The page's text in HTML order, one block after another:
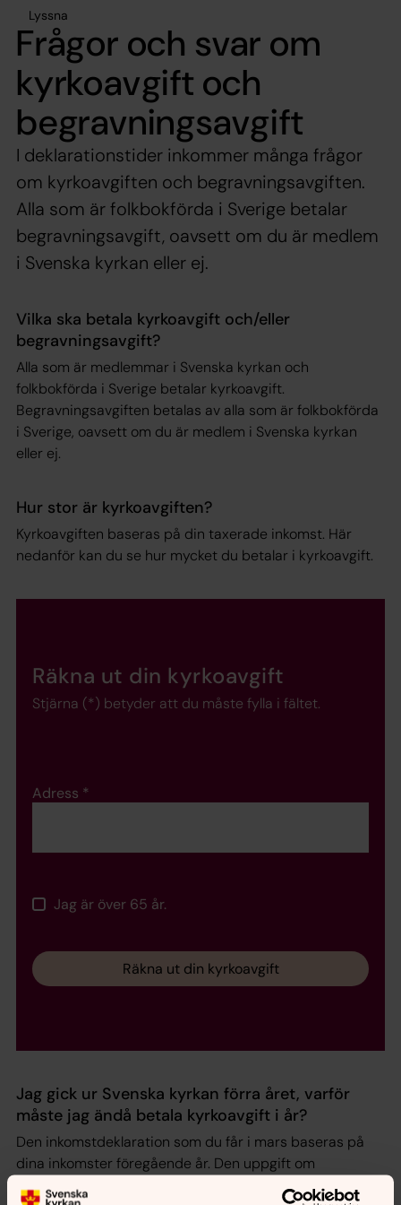
Lyssna
Frågor och svar om
kyrkoavgift och
begravningsavgift
I deklarationstider inkommer många frågor
om kyrkoavgiften och begravningsavgiften.
Alla som är folkbokförda i Sverige betalar
begravningsavgift, oavsett om du är medlem
i Svenska kyrkan eller ej.
Vilka ska betala kyrkoavgift och/eller
begravningsavgift?
Alla som är medlemmar i Svenska kyrkan och
folkbokförda i Sverige betalar kyrkoavgift.
Begravningsavgiften betalas av alla som är folkbokförda
i Sverige, oavsett om du är medlem i Svenska kyrkan
eller ej.
Hur stor är kyrkoavgiften?
Kyrkoavgiften baseras på din taxerade inkomst. Här
nedanför kan du se hur mycket du betalar i kyrkoavgift.
Räkna ut din kyrkoavgift
Stjärna (*) betyder att du måste fylla i fältet.
Adress *
Jag är över 65 år.
Räkna ut din kyrkoavgift
Jag gick ur Svenska kyrkan förra året, varför
måste jag ändå betala kyrkoavgift i år?
Den inkomstdeklaration som du får i mars baseras på
dina inkomster föregående år. Den uppgift om
kyrkoavgift som finns i deklarationen baseras i sin tur på